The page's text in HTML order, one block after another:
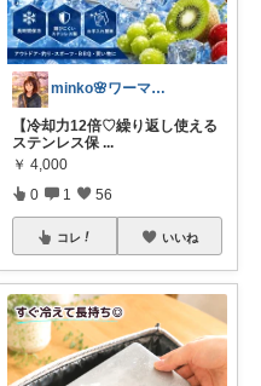
minko🌸ワーママのご機嫌ROOM
【冷却力12倍♡繰り返し使える
ステンレス保 ...
￥ 4,000
0 1 56
コレ いいね